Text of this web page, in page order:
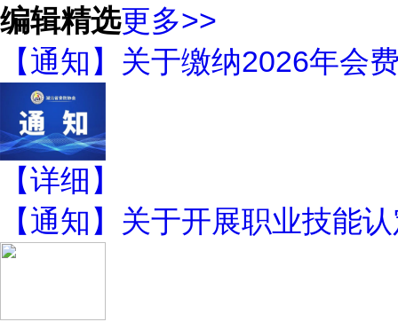
编辑精选更多>>
【通知】关于缴纳2026年会
【详细】
【通知】关于开展职业技能